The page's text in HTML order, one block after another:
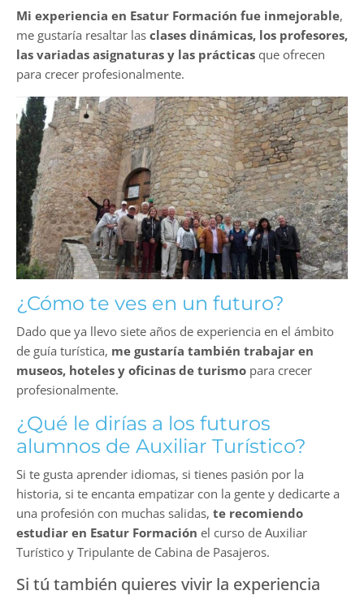
Mi experiencia en Esatur Formación fue inmejorable,
me gustaría resaltar las clases dinámicas, los profesores,
las variadas asignaturas y las prácticas que ofrecen
para crecer profesionalmente.
¿Cómo te ves en un futuro?
Dado que ya llevo siete años de experiencia en el ámbito
de guía turística, me gustaría también trabajar en
museos, hoteles y oficinas de turismo para crecer
profesionalmente.
¿Qué le dirías a los futuros
alumnos de Auxiliar Turístico?
Si te gusta aprender idiomas, si tienes pasión por la
historia, si te encanta empatizar con la gente y dedicarte a
una profesión con muchas salidas, te recomiendo
estudiar en Esatur Formación el curso de Auxiliar
Turístico y Tripulante de Cabina de Pasajeros.
Si tú también quieres vivir la experiencia